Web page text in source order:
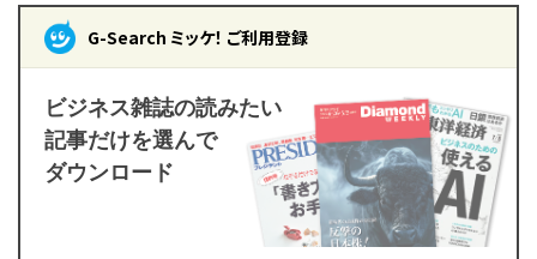
G-Search ミッケ！ ご利用登録
ビジネス雑誌の読みたい
記事だけを選んで
ダウンロード